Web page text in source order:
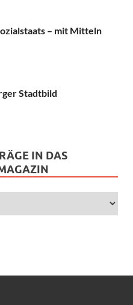
– mit Mitteln
Stadtbild
IN DAS